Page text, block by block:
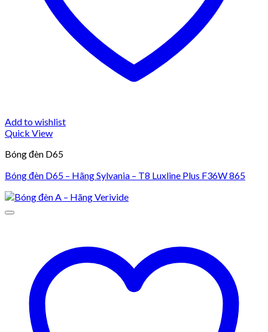
Add to wishlist
Quick View
Bóng đèn D65
Bóng đèn D65 – Hãng Sylvania – T8 Luxline Plus F36W 865